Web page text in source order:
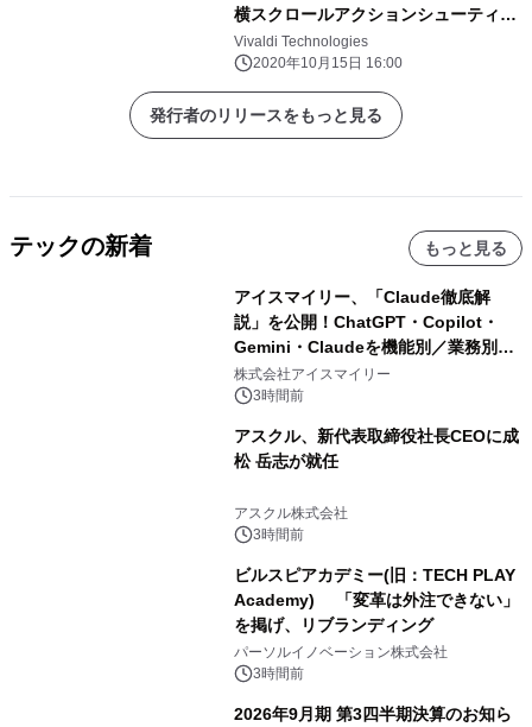
横スクロールアクションシューティン
グ「Vivaldia」をリリース
Vivaldi Technologies
2020年10月15日 16:00
発行者のリリースをもっと見る
テックの新着 もっと見る
アイスマイリー、「Claude徹底解
説」を公開！ChatGPT・Copilot・
Gemini・Claudeを機能別／業務別に
比較―自社に合う生成AIの選び方がわ
かる実践ガイド
株式会社アイスマイリー
3時間前
アスクル、新代表取締役社長CEOに成
松 岳志が就任
アスクル株式会社
3時間前
ビルスピアカデミー(旧：TECH PLAY
Academy) 「変革は外注できない」
を掲げ、リブランディング
パーソルイノベーション株式会社
3時間前
2026年9月期 第3四半期決算のお知ら